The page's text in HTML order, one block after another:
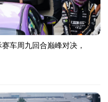
车周九回合巅峰对决，